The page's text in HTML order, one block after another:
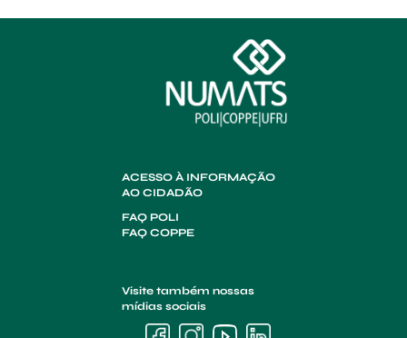
ACESSO À INFORMAÇÃO
AO CIDADÃO
FAQ POLI
FAQ COPPE
Visite também nossas
mídias sociais